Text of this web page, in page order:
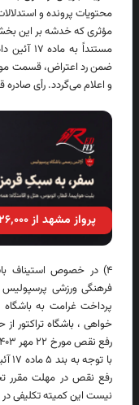
محتویات پرونده و
مؤثری که خدشه بر این بخش
مستنداً
ضمن رد اعتراض، قسمت مورد
و اعلام می‌گردد. رأی
پرواز مشهد از ۱٬۴۲۶٬۰۰۰ تومان
۴) در خصوص استیناف
فرهنگی ورزشی
پرداخت غرامت به
خواهی ، باشگاه تراکتور
با
رفع نقص در مهلت مقرر
نیست این کمیته تکلیفی در